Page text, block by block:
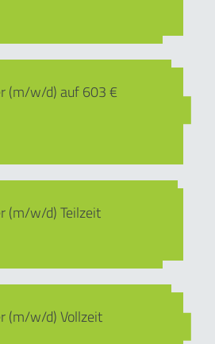
(m/w/d) auf 603 €
(m/w/d) Teilzeit
(m/w/d) Vollzeit